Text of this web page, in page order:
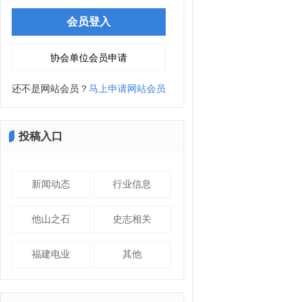
还不是网站会员？ 马上申请网站会员
投稿入口
新闻动态 行业信息
他山之石 史志相关
福建电业 其他